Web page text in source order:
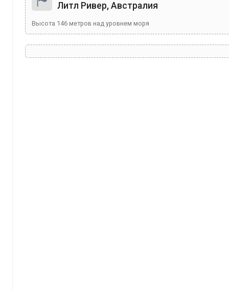
Литл Ривер, Австралия
Высота 146 метров над уровнем моря